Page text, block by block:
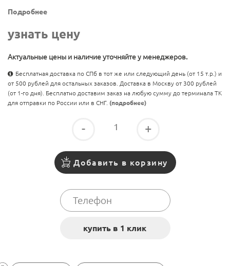
Подробнее
узнать цену
Актуальные цены и наличие уточняйте у менеджеров.
Бесплатная доставка по СПб в тот же или следующий день (от 15 т.р.) и
от 500 рублей для остальных заказов. Доставка в Москву от 300 рублей
(от 1-го дня). Бесплатно доставим заказ на любую сумму до терминала ТК
для отправки по России или в СНГ. (подробнее)
- +
Добавить в корзину